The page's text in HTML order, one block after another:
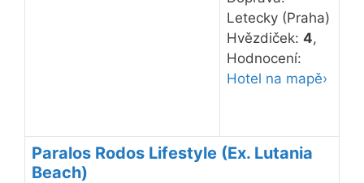
Letecky (Praha)
Hvězdiček: 4,
Hodnocení:
Hotel na mapě›
Paralos Rodos Lifestyle (Ex. Lutania
Beach)